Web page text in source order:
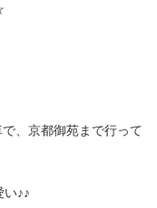
、京都御苑まで行って
♪♪